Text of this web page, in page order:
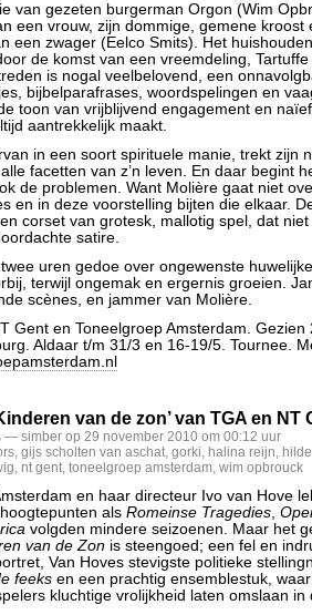
van gezeten burgerman Orgon (Wim
een vrouw, zijn dommige, gemene kroost
een zwager (Eelco Smits). Het
de komst van een vreemdeling,
is nogal veelbelovend, een
bijbelparafrases, woordspelingen en
toon van vrijblijvend engagement en
aantrekkelijk maakt.
in een soort spirituele manie, trekt zijn
facetten van z’n leven. En daar begint
de problemen. Want Molière gaat niet
en in deze voorstelling bijten die elkaar.
corset van grotesk, mallotig spel, dat
satire.
uren gedoe over ongewenste
terwijl ongemak en ergernis groeien.
scènes, en jammer van Molière.
Gent en Toneelgroep Amsterdam. Gezien
Aldaar t/m 31/3 en 16-19/5. Tournee.
van de zon’ van TGA en NT
— simber op 29 november 2010 om 00:12 uur
, gijs scholten van aschat, gorki, halina reijn,
, nt gent, toneelgroep amsterdam, wim opbrouck
en haar directeur Ivo van Hove
als Romeinse Tragedies,
volgden mindere seizoenen. Maar het
van de Zon is steengoed; een fel en
Van Hoves stevigste politieke
feeks en een prachtig ensemblestuk,
kluchtige vrolijkheid laten omslaan in